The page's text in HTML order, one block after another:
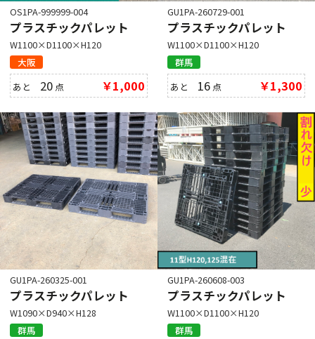
OS1PA-999999-004
プラスチックパレット
W1100×D1100×H120
大阪
あと 20 点 ￥1,000
GU1PA-260729-001
プラスチックパレット
W1100×D1100×H120
群馬
あと 16 点 ￥1,300
GU1PA-260325-001
プラスチックパレット
W1090×D940×H128
群馬
GU1PA-260608-003
プラスチックパレット
W1100×D1100×H120
群馬